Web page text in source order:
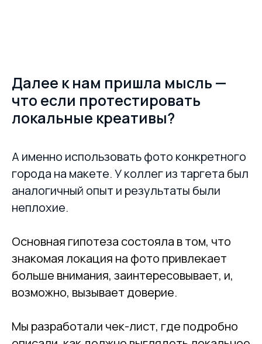
Далее к нам пришла мысль —
что если протестировать
локальные креативы?
А именно использовать фото конкретного
города на макете. У коллег из таргета был
аналогичный опыт и результаты были
неплохие.
Основная гипотеза состояла в том, что
знакомая локация на фото привлекает
больше внимания, заинтересовывает, и,
возможно, вызывает доверие.
Мы разработали чек-лист, где подробно